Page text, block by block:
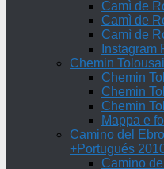
Camì de
Camì de
Camì de
Instagram
Chemin
Chemin
Chemin
Chemin
Mappa e
Camino del
+Portugués
Camino